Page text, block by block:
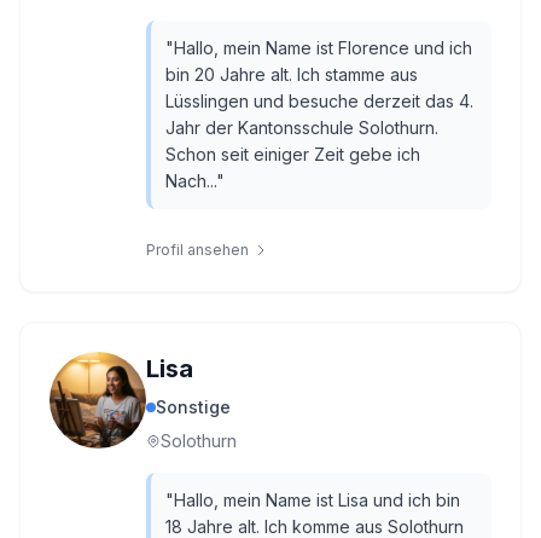
"Hallo, mein Name ist Florence und ich
bin 20 Jahre alt. Ich stamme aus
Lüsslingen und besuche derzeit das 4.
Jahr der Kantonsschule Solothurn.
Schon seit einiger Zeit gebe ich
Nach..."
Profil ansehen
Lisa
Sonstige
Solothurn
"Hallo, mein Name ist Lisa und ich bin
18 Jahre alt. Ich komme aus Solothurn